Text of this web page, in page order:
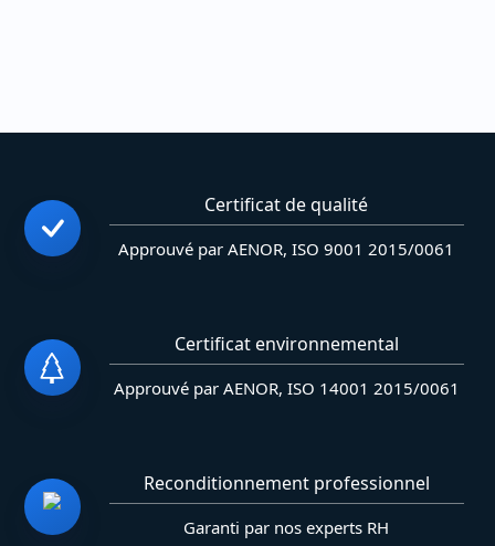
Certificat de qualité
Approuvé par AENOR, ISO 9001 2015/0061
Certificat environnemental
Approuvé par AENOR, ISO 14001 2015/0061
Reconditionnement professionnel
Garanti par nos experts RH